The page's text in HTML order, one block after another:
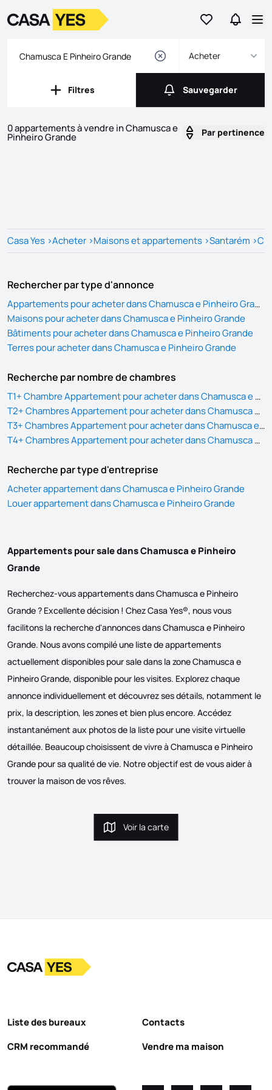
Aller auxAller
LogoAller à la page d’accueil
Acheter
Filtres
Filtres Sauvegarder
Sauvegarder
0 appartements à vendre in Chamusca e
Pinheiro Grande Par pertinence
Casa Yes >Acheter >Maisons et appartements >Santarém >
Rechercher par type d'annonce
Appartements pour acheter dans Chamusca e Pinheiro Grande
Maisons pour acheter dans Chamusca e Pinheiro Grande
Bâtiments pour acheter dans Chamusca e Pinheiro Grande
Terres pour acheter dans Chamusca e Pinheiro Grande
Recherche par nombre de chambres
T1+ Chambre Appartement pour acheter dans Chamusca e Pinheiro Grande
T2+ Chambres Appartement pour acheter dans Chamusca e Pinheiro Grande
T3+ Chambres Appartement pour acheter dans Chamusca e Pinheiro Grande
T4+ Chambres Appartement pour acheter dans Chamusca e Pinheiro Grande
Recherche par type d'entreprise
Acheter appartement dans Chamusca e Pinheiro Grande
Louer appartement dans Chamusca e Pinheiro Grande
Appartements pour sale dans Chamusca e Pinheiro
Grande
Recherchez-vous appartements dans Chamusca e Pinheiro
Grande ? Excellente décision ! Chez Casa Yes®, nous vous
facilitons la recherche d'annonces dans Chamusca e Pinheiro
Grande. Nous avons compilé une liste de appartements
actuellement disponibles pour sale dans la zone Chamusca e
Pinheiro Grande, disponible pour les visites. Explorez chaque
annonce individuellement et découvrez ses détails, notamment le
prix, la description, les zones et bien plus encore. Accédez
instantanément aux photos de la liste pour une visite virtuelle
détaillée. Beaucoup choisissent de vivre à Chamusca e Pinheiro
Grande pour sa qualité de vie. Notre objectif est de vous aider à
trouver la maison de vos rêves.
Voir la carte
Voir la carte
LogoAller à la page d’accueil
Liste des bureaux
CRM recommandé
Contacts
Vendre ma maison